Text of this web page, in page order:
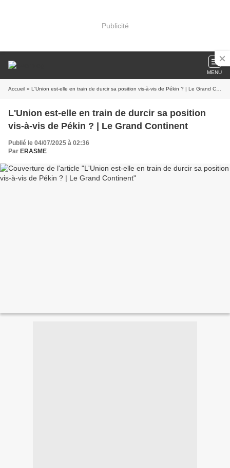
Publicité
MENU
Accueil » L'Union est-elle en train de durcir sa position vis-à-vis de Pékin ? | Le Grand Continent
L'Union est-elle en train de durcir sa position
vis-à-vis de Pékin ? | Le Grand Continent
Publié le 04/07/2025 à 02:36
Par ERASME